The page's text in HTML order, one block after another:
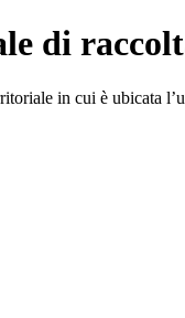
di
in cui è ubicata